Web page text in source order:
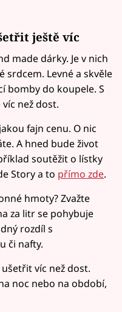
ještě víc
made dárky. Je v nich
srdcem. Levné a skvěle
bomby do koupele. S
než dost.
fajn cenu. O nic
A hned bude život
soutěžit o lístky
Story a to přímo zde.
hmoty? Zvažte
za litr se pohybuje
rozdíl s
či nafty.
víc než dost.
noc nebo na období,